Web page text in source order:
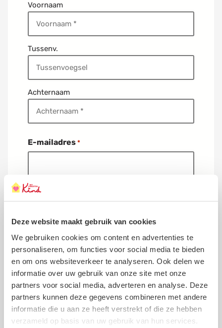
Deze website maakt gebruik van cookies
We gebruiken cookies om content en advertenties te
personaliseren, om functies voor social media te bieden
en om ons websiteverkeer te analyseren. Ook delen we
informatie over uw gebruik van onze site met onze
partners voor social media, adverteren en analyse. Deze
partners kunnen deze gegevens combineren met andere
informatie die u aan ze heeft verstrekt of die ze hebben
verzameld op basis van uw gebruik van hun services.
Voornaam
Tussenv.
Achternaam
E-mailadres *
E
m
l
G
l
o
b
a
O
p
t
i
Telefoonnummer
Je telefoonnummer invullen is niet verplicht.